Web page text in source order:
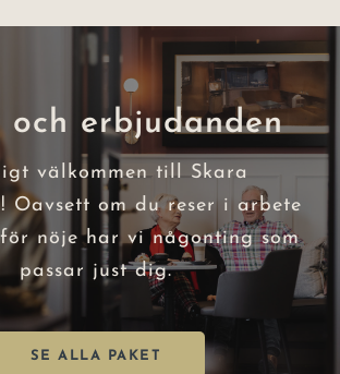
och erbjudanden
välkommen till Skara
Oavsett om du reser i arbete
nöje har vi någonting som
passar just dig.
SE ALLA PAKET